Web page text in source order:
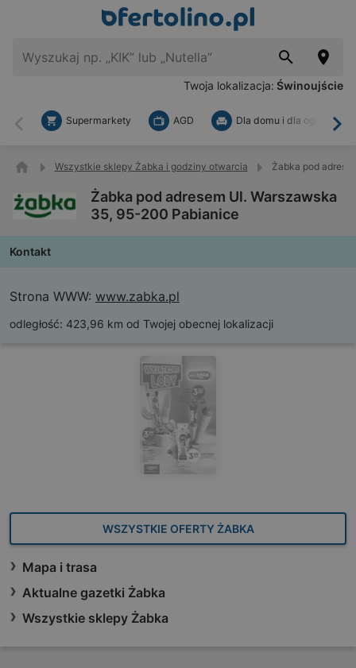
Twoja lokalizacja: Świnoujście
Wstecz
Supermarkety AGD Dla domu i dla ogrodu
Wszystkie sklepy Żabka i godziny otwarcia Żabka pod
Żabka pod adresem Ul. Warszawska
35, 95-200 Pabianice
Kontakt
Strona WWW: www.zabka.pl
odległość: 423,96 km od Twojej obecnej lokalizacji
WSZYSTKIE OFERTY ŻABKA
Mapa i trasa
Aktualne gazetki Żabka
Wszystkie sklepy Żabka